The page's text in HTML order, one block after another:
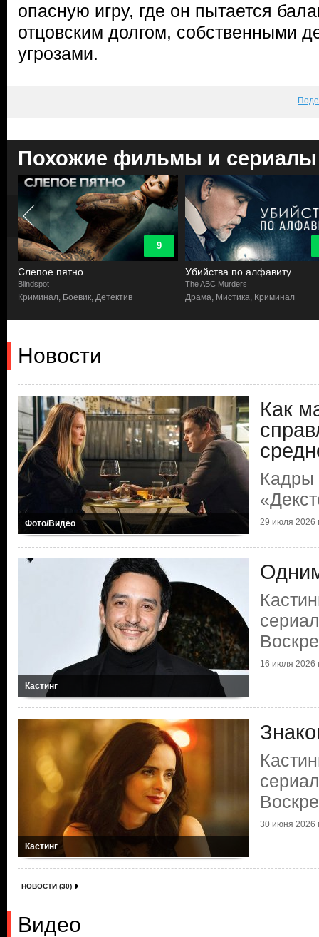
опасную игру, где он пытается
отцовским долгом, собственными
угрозами.
Похожие фильмы и сериалы
9
Слепое пятно
Blindspot
Криминал, Боевик, Детектив
Убийства по алфавиту
The ABC Murders
Драма, Мистика, Криминал
Новости
Фото/Видео
Как
Кадры
29 июля 2026
Кастинг
16 июля 2026
Кастинг
30 июня 2026
НОВОСТИ (30)
Видео